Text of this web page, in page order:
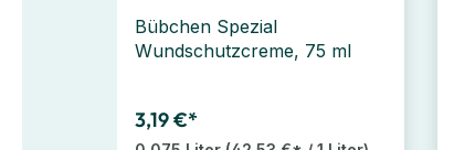
Bübchen Spezial
Wundschutzcreme, 75 ml
3,19 €*